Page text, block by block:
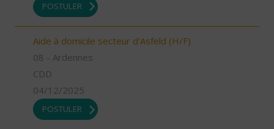
POSTULER
Aide à domicile secteur d'Asfeld (H/F)
08 - Ardennes
CDD
04/12/2025
POSTULER